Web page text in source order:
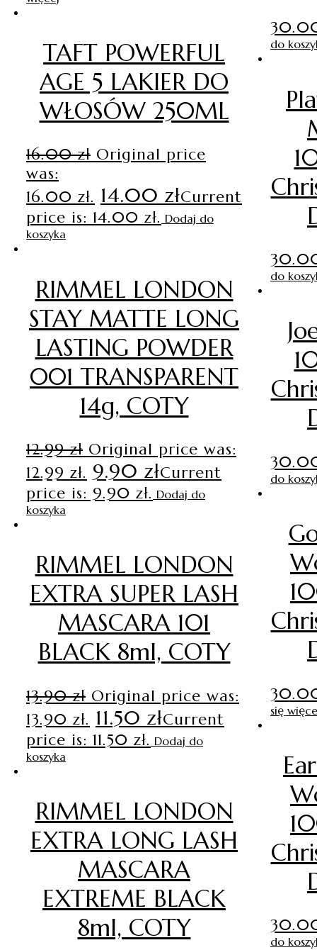
TAFT POWERFUL
AGE 5 LAKIER DO
WŁOSÓW 250ML
16.00zł Original price
was:
16.00 zł. 14.00 złCurrent
price is: 14.00 zł. Dodaj do
koszyka
RIMMEL LONDON
STAY MATTE LONG
LASTING POWDER
001 TRANSPARENT
14g, COTY
12.99zł Original price was:
12.99 zł. 9.90 złCurrent
price is: 9.90 zł. Dodaj do
koszyka
RIMMEL LONDON
EXTRA SUPER LASH
MASCARA 101
BLACK 8ml, COTY
13.90zł Original price was:
13.90 zł. 11.50 złCurrent
price is: 11.50 zł. Dodaj do
koszyka
RIMMEL LONDON
EXTRA LONG LASH
MASCARA
EXTREME BLACK
8ml, COTY
do
do
do
się
do